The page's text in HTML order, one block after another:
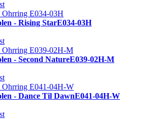
- Rising StarE034-03H
- Second NatureE039-02H-M
- Dance Til DawnE041-04H-W